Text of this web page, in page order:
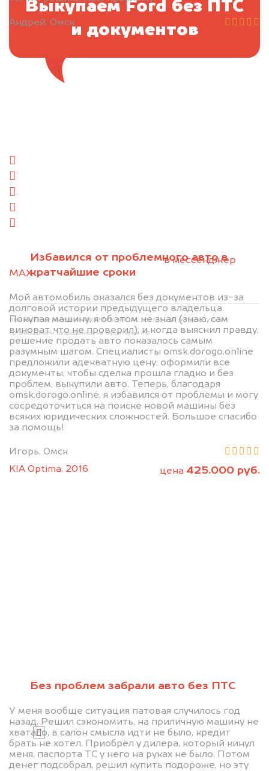
Андрей, Омск
BMW 5 Series G30, 2020
Избавился от проблемного авто в
кратчайшие сроки
Мой автомобиль оказался без документов из-за
долговой истории предыдущего владельца.
Покупая машину, я об этом не знал (знаю, сам
виноват, что не проверил), и когда выяснил правду,
решение продать авто показалось самым
разумным шагом. Специалисты omsk.dorogo.online
предложили адекватную цену, оформили все
документы, чтобы сделка прошла гладко и без
проблем, выкупили авто. Теперь, благодаря
omsk.dorogo.online, я избавился от проблемы и могу
сосредоточиться на поиске новой машины без
всяких юридических сложностей. Большое спасибо
за помощь!
Игорь, Омск
KIA Optima, 2016
цена 425.000 руб.
Без проблем забрали авто без ПТС
У меня вообще ситуация патовая случилось год
назад. Решил сэкономить, на приличную машину не
хватало, в салон смысла идти не было, кредит
брать не хотел. Приобрёл у дилера, который кинул
меня, паспорта ТС у него на руках не было. Потом
денег подсобрал, решил купить подороже, но эту
Выкупаем Ford без ПТС
и документов
+79584983298 по WhatsApp*,в мессенджер
MAXили на электронную почту
*принадлежит компании Meta Platforms, Inc., признанной экстремистской
организацией и запрещённой на территории РФ
Мы консультируем
абсолютно
Я даю согласие на обработку своих
персональных данных и соглашаюсь с
политикой конфиденциальности